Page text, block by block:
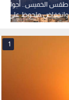
طقس الخميس.. أجواء
وانخفاض ملحوظ على
في عمان
1